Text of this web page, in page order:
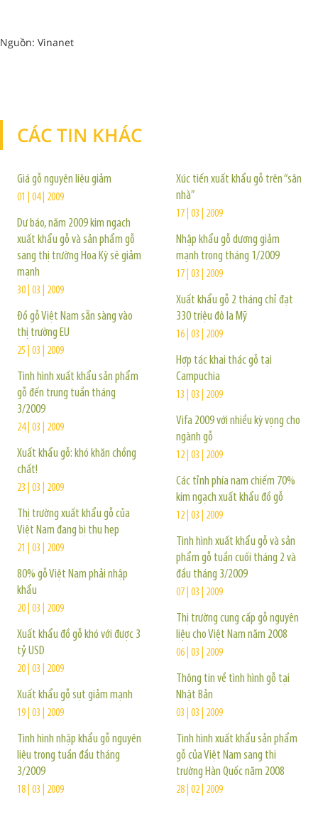
Nguồn: Vinanet
CÁC TIN KHÁC
Giá gỗ nguyên liệu giảm
01 | 04 | 2009
Dự báo, năm 2009 kim ngạch
xuất khẩu gỗ và sản phẩm gỗ
sang thị trường Hoa Kỳ sẽ giảm
mạnh
30 | 03 | 2009
Đồ gỗ Việt Nam sẵn sàng vào
thị trường EU
25 | 03 | 2009
Tình hình xuất khẩu sản phẩm
gỗ đến trung tuần tháng
3/2009
24 | 03 | 2009
Xuất khẩu gỗ: khó khăn chồng
chất!
23 | 03 | 2009
Thị trường xuất khẩu gỗ của
Việt Nam đang bị thu hẹp
21 | 03 | 2009
80% gỗ Việt Nam phải nhập
khẩu
20 | 03 | 2009
Xuất khẩu đồ gỗ khó với được 3
tỷ USD
20 | 03 | 2009
Xuất khẩu gỗ sụt giảm mạnh
19 | 03 | 2009
Tình hình nhập khẩu gỗ nguyên
liệu trong tuần đầu tháng
3/2009
18 | 03 | 2009
Xúc tiến xuất khẩu gỗ trên “sân
nhà”
17 | 03 | 2009
Nhập khẩu gỗ dương giảm
mạnh trong tháng 1/2009
17 | 03 | 2009
Xuất khẩu gỗ 2 tháng chỉ đạt
330 triệu đô la Mỹ
16 | 03 | 2009
Hợp tác khai thác gỗ tại
Campuchia
13 | 03 | 2009
Vifa 2009 với nhiều kỳ vọng cho
ngành gỗ
12 | 03 | 2009
Các tỉnh phía nam chiếm 70%
kim ngạch xuất khẩu đồ gỗ
12 | 03 | 2009
Tình hình xuất khẩu gỗ và sản
phẩm gỗ tuần cuối tháng 2 và
đầu tháng 3/2009
07 | 03 | 2009
Thị trường cung cấp gỗ nguyên
liệu cho Việt Nam năm 2008
06 | 03 | 2009
Thông tin về tình hình gỗ tại
Nhật Bản
03 | 03 | 2009
Tình hình xuất khẩu sản phẩm
gỗ của Việt Nam sang thị
trường Hàn Quốc năm 2008
28 | 02 | 2009